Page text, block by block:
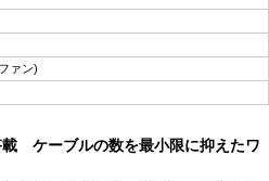
ァン)
ケーブルの数を最小限に抑えたワ